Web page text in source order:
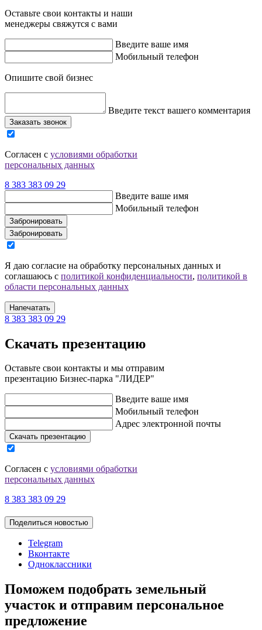
Оставьте свои контакты и наши
менеджеры свяжутся с вами
Введите ваше имя
Мобильный телефон
Опишите свой бизнес
Введите текст вашего комментария
Заказать звонок
Согласен с условиями обработки
персональных данных
8 383 383 09 29
Введите ваше имя
Мобильный телефон
Забронировать
Забронировать
Я даю согласие на обработку персональных данных и
соглашаюсь c политикой конфиденциальности, политикой в
области персональных данных
Напечатать
8 383 383 09 29
Скачать презентацию
Оставьте свои контакты и мы отправим
презентацию Бизнес-парка "ЛИДЕР"
Введите ваше имя
Мобильный телефон
Адрес электронной почты
Скачать презентацию
Согласен с условиями обработки
персональных данных
8 383 383 09 29
Поделиться новостью
Telegram
Вконтакте
Одноклассники
Поможем подобрать земельный
участок и отправим персональное
предложение